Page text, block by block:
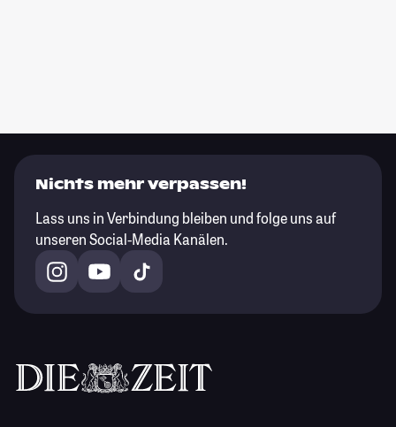
Nichts mehr verpassen!
Lass uns in Verbindung bleiben und folge uns auf
unseren Social-Media Kanälen.